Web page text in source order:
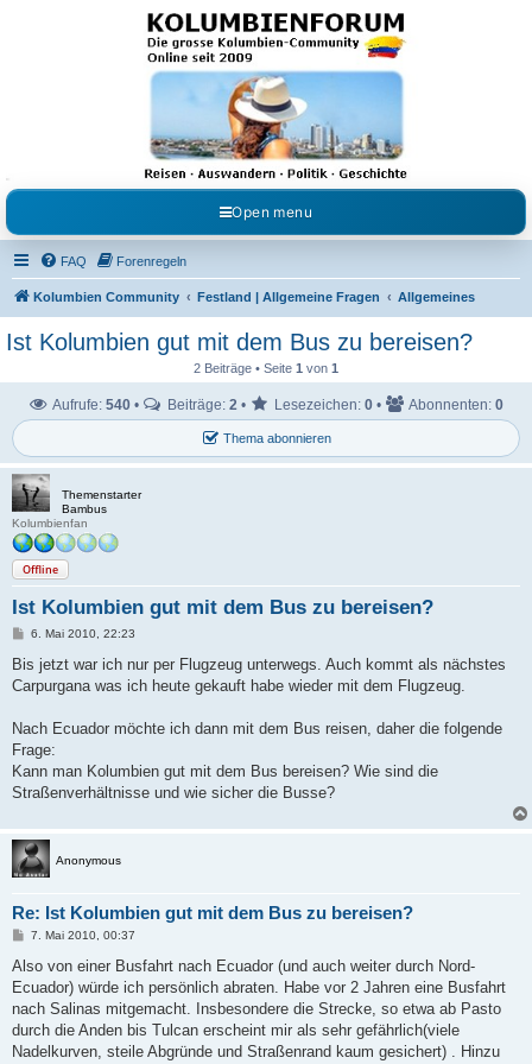
Kolumbienforum - Das
grosse Forum der
Freunde Kolumbiens
Reisen, Auswandern, Kultur, Politik, Geschichte und Visum in Kolumbien und Venezuela.
Austausch, Erfahrungen und Gemeinschaft im Kolumbienforum
Open menu
FAQ Forenregeln
Kolumbien Community Festland | Allgemeine Fragen Allgemeines
Ist Kolumbien gut mit dem Bus zu bereisen?
2 Beiträge • Seite 1 von 1
Thema abonnieren
Aufrufe: 540 • Beiträge: 2 • Lesezeichen: 0 • Abonnenten: 0
Themenstarter
Bambus
Kolumbienfan
Offline
Ist Kolumbien gut mit dem Bus zu bereisen?
B
i
r
6. Mai 2010, 22:23
Bis jetzt war ich nur per Flugzeug unterwegs. Auch kommt als nächstes
Carpurgana was ich heute gekauft habe wieder mit dem Flugzeug.
Nach Ecuador möchte ich dann mit dem Bus reisen, daher die folgende
Frage:
Kann man Kolumbien gut mit dem Bus bereisen? Wie sind die
Straßenverhältnisse und wie sicher die Busse?
Anonymous
Re: Ist Kolumbien gut mit dem Bus zu bereisen?
B
i
r
a
7. Mai 2010, 00:37
Also von einer Busfahrt nach Ecuador (und auch weiter durch Nord-
Ecuador) würde ich persönlich abraten. Habe vor 2 Jahren eine Busfahrt
nach Salinas mitgemacht. Insbesondere die Strecke, so etwa ab Pasto
durch die Anden bis Tulcan erscheint mir als sehr gefährlich(viele
Nadelkurven, steile Abgründe und Straßenrand kaum gesichert) . Hinzu